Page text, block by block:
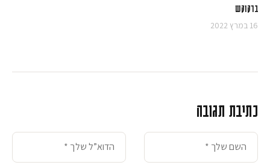
ברקוקש
16 במרץ 2022
כתיבת תגובה